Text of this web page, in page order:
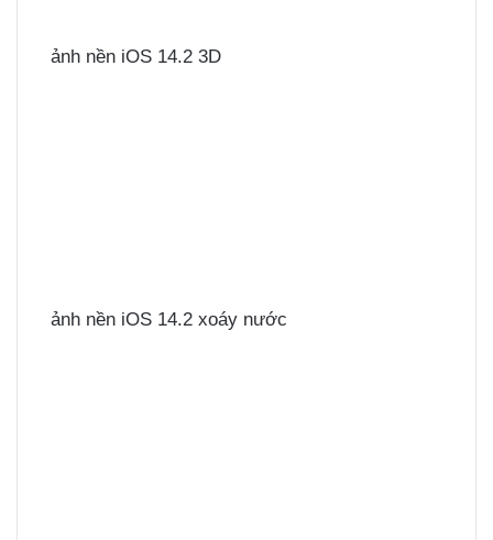
ảnh nền iOS 14.2 3D
ảnh nền iOS 14.2 xoáy nước